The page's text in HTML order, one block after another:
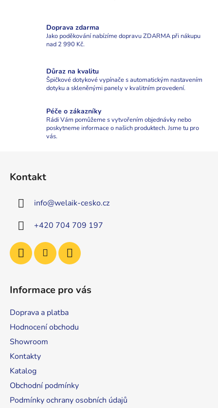
k
p
i
Doprava zdarma
Jako poděkování nabízíme dopravu ZDARMA při nákupu
nad 2 990 Kč.
Důraz na kvalitu
Špičkové dotykové vypínače s automatickým nastavením
dotyku a skleněnými panely v kvalitním provedení.
Péče o zákazníky
Rádi Vám pomůžeme s vytvořením objednávky nebo
poskytneme informace o našich produktech. Jsme tu pro
vás.
Kontakt
info@welaik-cesko.cz
+420 704 709 197
Informace pro vás
Doprava a platba
Hodnocení obchodu
Showroom
Kontakty
Katalog
Obchodní podmínky
Podmínky ochrany osobních údajů